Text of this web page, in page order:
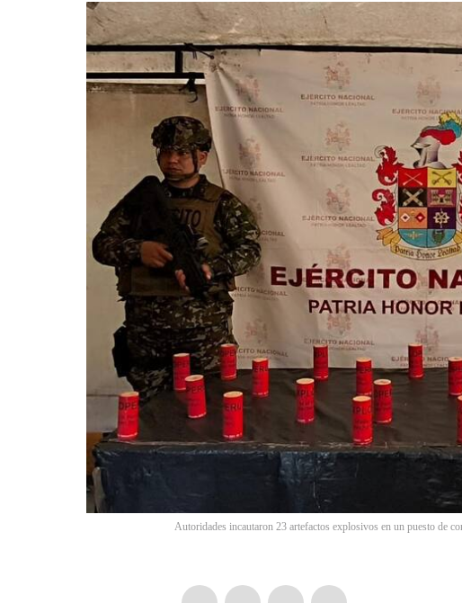
Autoridades incautaron 23 artefactos explosivos en un puesto de